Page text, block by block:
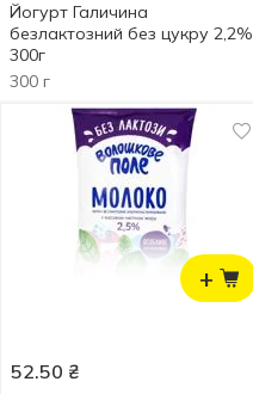
Йогурт Галичина
безлактозний без цукру 2,2%
300г
300 г
+
52.50 ₴